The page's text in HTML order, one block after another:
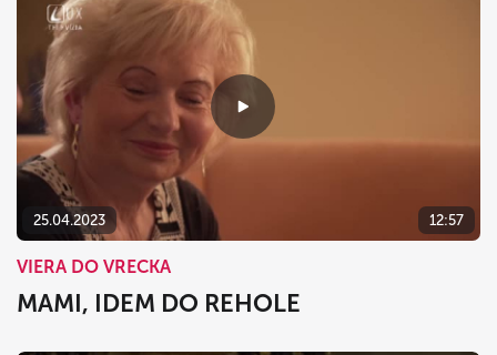
25.04.2023 12:57
VIERA DO VRECKA
MAMI, IDEM DO REHOLE